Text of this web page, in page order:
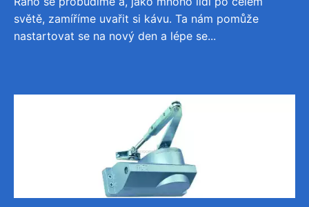
světě, zamíříme uvařit si kávu. Ta nám pomůže
nastartovat se na nový den a lépe se...